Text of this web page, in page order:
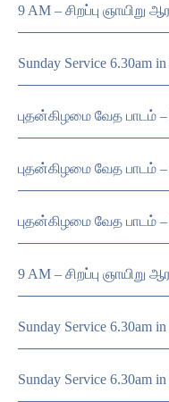
9 AM – சிறப்பு ஞாயிறு
Sunday Service 6.30am
புதன்கிழமை வேத பாடம் –
புதன்கிழமை வேத பாடம் –
புதன்கிழமை வேத பாடம் –
9 AM – சிறப்பு ஞாயிறு
Sunday Service 6.30am
Sunday Service 6.30am